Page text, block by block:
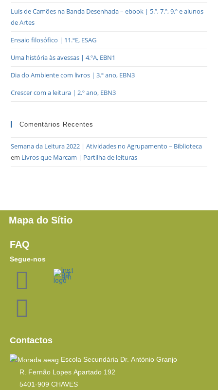
Luís de Camões na Banda Desenhada – ebook | 5.º, 7.º, 9.º e alunos
de Artes
Ensaio filosófico | 11.ºE, ESAG
Uma história às avessas | 4.ºA, EBN1
Dia do Ambiente com livros | 3.º ano, EBN3
Crescer com a leitura | 2.º ano, EBN3
Comentários Recentes
Semana da Leitura 2022 | Atividades no Agrupamento – Biblioteca
em Livros que Marcam | Partilha de leituras
Mapa do Sítio
FAQ
Segue-nos
Contactos
Escola Secundária Dr. António Granjo
R. Fernão Lopes Apartado 192
5401-909 CHAVES